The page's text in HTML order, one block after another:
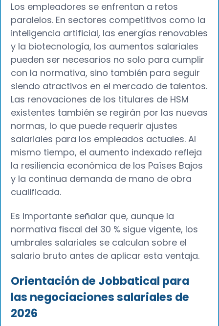
Los empleadores se enfrentan a retos
paralelos. En sectores competitivos como la
inteligencia artificial, las energías renovables
y la biotecnología, los aumentos salariales
pueden ser necesarios no solo para cumplir
con la normativa, sino también para seguir
siendo atractivos en el mercado de talentos.
Las renovaciones de los titulares de HSM
existentes también se regirán por las nuevas
normas, lo que puede requerir ajustes
salariales para los empleados actuales. Al
mismo tiempo, el aumento indexado refleja
la resiliencia económica de los Países Bajos
y la continua demanda de mano de obra
cualificada.
Es importante señalar que, aunque la
normativa fiscal del 30 % sigue vigente, los
umbrales salariales se calculan sobre el
salario bruto antes de aplicar esta ventaja.
Orientación de Jobbatical para
las negociaciones salariales de
2026